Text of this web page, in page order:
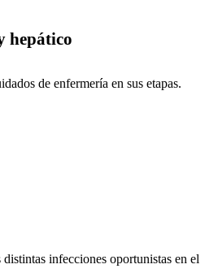
hepático
de enfermería en sus etapas.
distintas infecciones oportunistas en el